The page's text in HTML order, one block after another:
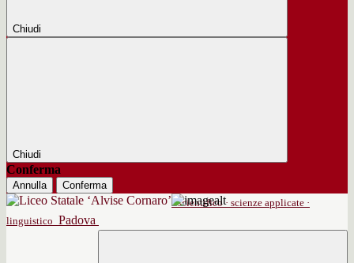
Chiudi
Chiudi
Conferma
Annulla
Conferma
scientifico · scienze applicate ·
linguistico Padova